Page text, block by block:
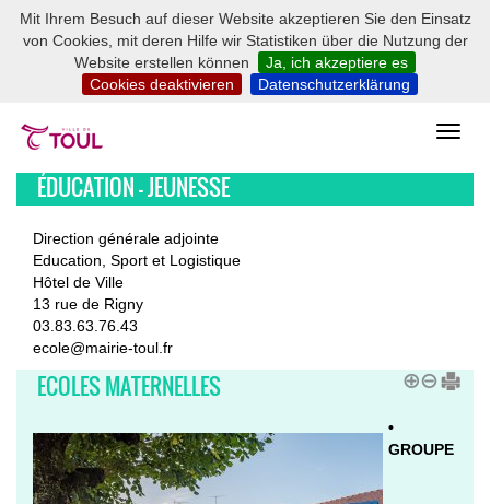
Mit Ihrem Besuch auf dieser Website akzeptieren Sie den Einsatz
von Cookies, mit deren Hilfe wir Statistiken über die Nutzung der
Website erstellen können
Ja, ich akzeptiere es
Cookies deaktivieren
Datenschutzerklärung
ÉDUCATION - JEUNESSE
Direction générale adjointe
Education, Sport et Logistique
Hôtel de Ville
13 rue de Rigny
03.83.63.76.43
ecole@mairie-toul.fr
ECOLES MATERNELLES
•
GROUPE